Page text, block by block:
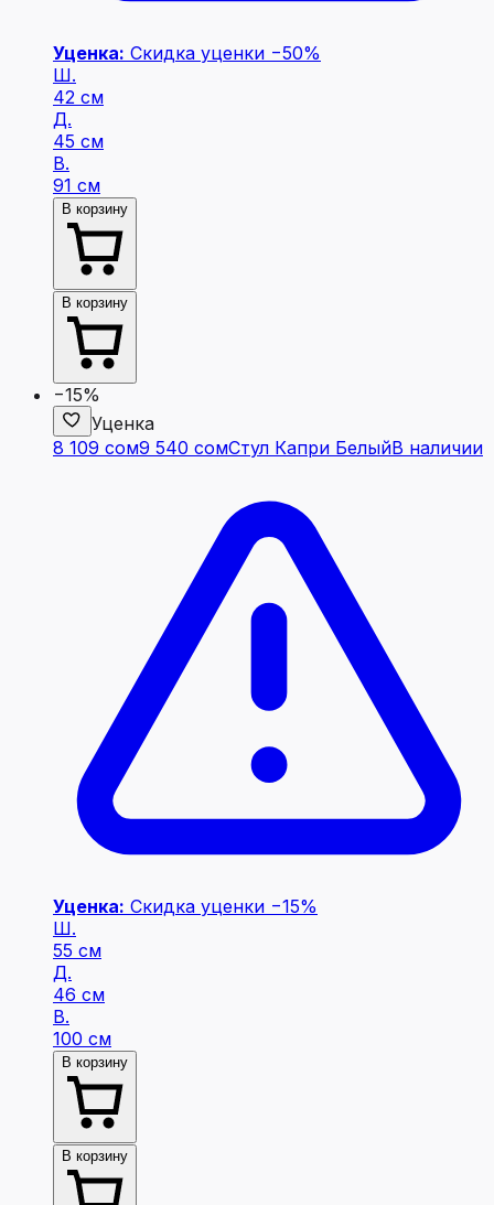
Уценка: Скидка уценки −50%
Ш.
42 см
Д.
45 см
В.
91 см
В корзину
В корзину
−15%
Уценка
8 109 сом9 540 сомСтул Капри БелыйВ наличии
Уценка: Скидка уценки −15%
Ш.
55 см
Д.
46 см
В.
100 см
В корзину
В корзину